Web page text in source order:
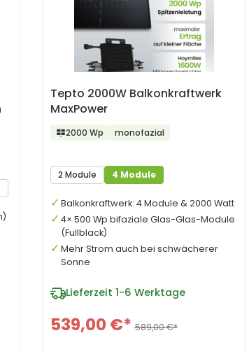
Tepto 2000W Balkonkraftwerk
MaxPower
2000 Wp monofazial
2 Module 4 Module
Lieferzeit 1-6 Werktage
539,00 €* 589,00 €*
Balkonkraftwerk: 4 Module & 2000 Watt
4× 500 Wp bifaziale Glas-Glas-Module
(Fullblack)
Mehr Strom auch bei schwächerer
Sonne